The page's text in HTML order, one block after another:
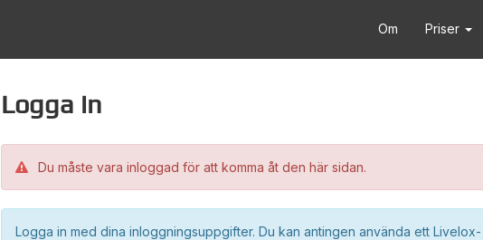
Om Priser
Logga in
Du måste vara inloggad för att komma åt den här sidan.
Logga in med dina inloggningsuppgifter. Du kan antingen använda ett Livelox-